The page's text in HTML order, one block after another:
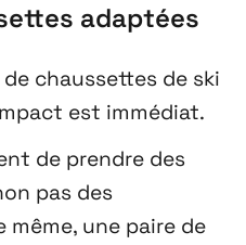
adaptées
chaussettes de ski
est immédiat.
de prendre des
pas des
même, une paire de